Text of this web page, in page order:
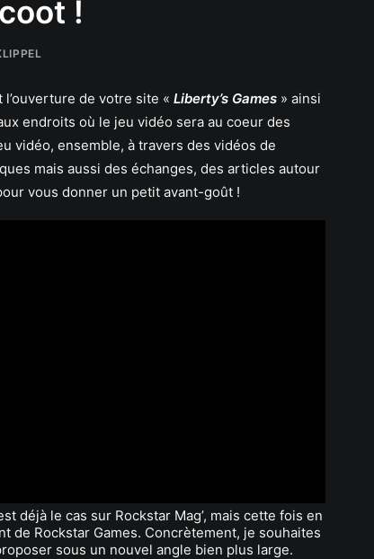
!
l’ouverture de votre site « Liberty’s Games » ainsi
endroits où le jeu vidéo sera au coeur des
vidéo, ensemble, à travers des vidéos de
mais aussi des échanges, des articles autour
vous donner un petit avant-goût !
déjà le cas sur Rockstar Mag’, mais cette fois en
de Rockstar Games. Concrètement, je souhaites
sous un nouvel angle bien plus large.